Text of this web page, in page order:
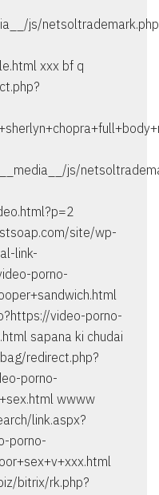
js/
xxx bf q
js/
site/wp-
link-
porno-
video-porno-
sapana ki chudai
redirect.php?
porno-
wwww
link.aspx?
porno-
bitrix/rk.php?